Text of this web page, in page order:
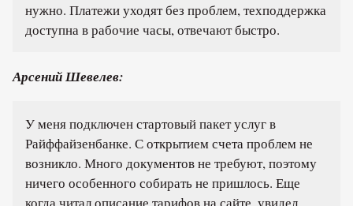
нужно. Платежи уходят без проблем, техподдержка
доступна в рабочие часы, отвечают быстро.
Арсений Шевелев:
У меня подключен стартовый пакет услуг в
Райффайзенбанке. С открытием счета проблем не
возникло. Много документов не требуют, поэтому
ничего особенного собирать не пришлось. Еще